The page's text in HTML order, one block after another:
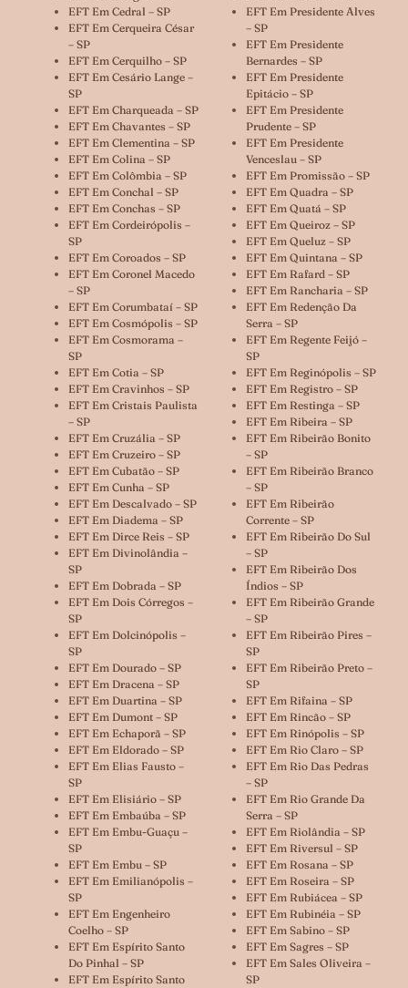
EFT Em Cedral – SP
EFT Em Cerqueira César
– SP
EFT Em Cerquilho – SP
EFT Em Cesário Lange –
SP
EFT Em Charqueada – SP
EFT Em Chavantes – SP
EFT Em Clementina – SP
EFT Em Colina – SP
EFT Em Colômbia – SP
EFT Em Conchal – SP
EFT Em Conchas – SP
EFT Em Cordeirópolis –
SP
EFT Em Coroados – SP
EFT Em Coronel Macedo
– SP
EFT Em Corumbataí – SP
EFT Em Cosmópolis – SP
EFT Em Cosmorama –
SP
EFT Em Cotia – SP
EFT Em Cravinhos – SP
EFT Em Cristais Paulista
– SP
EFT Em Cruzália – SP
EFT Em Cruzeiro – SP
EFT Em Cubatão – SP
EFT Em Cunha – SP
EFT Em Descalvado – SP
EFT Em Diadema – SP
EFT Em Dirce Reis – SP
EFT Em Divinolândia –
SP
EFT Em Dobrada – SP
EFT Em Dois Córregos –
SP
EFT Em Dolcinópolis –
SP
EFT Em Dourado – SP
EFT Em Dracena – SP
EFT Em Duartina – SP
EFT Em Dumont – SP
EFT Em Echaporã – SP
EFT Em Eldorado – SP
EFT Em Elias Fausto –
SP
EFT Em Elisiário – SP
EFT Em Embaúba – SP
EFT Em Embu-Guaçu –
SP
EFT Em Embu – SP
EFT Em Emilianópolis –
SP
EFT Em Engenheiro
Coelho – SP
EFT Em Espírito Santo
Do Pinhal – SP
EFT Em Espírito Santo
EFT Em Presidente Alves
– SP
EFT Em Presidente
Bernardes – SP
EFT Em Presidente
Epitácio – SP
EFT Em Presidente
Prudente – SP
EFT Em Presidente
Venceslau – SP
EFT Em Promissão – SP
EFT Em Quadra – SP
EFT Em Quatá – SP
EFT Em Queiroz – SP
EFT Em Queluz – SP
EFT Em Quintana – SP
EFT Em Rafard – SP
EFT Em Rancharia – SP
EFT Em Redenção Da
Serra – SP
EFT Em Regente Feijó –
SP
EFT Em Reginópolis – SP
EFT Em Registro – SP
EFT Em Restinga – SP
EFT Em Ribeira – SP
EFT Em Ribeirão Bonito
– SP
EFT Em Ribeirão Branco
– SP
EFT Em Ribeirão
Corrente – SP
EFT Em Ribeirão Do Sul
– SP
EFT Em Ribeirão Dos
Índios – SP
EFT Em Ribeirão Grande
– SP
EFT Em Ribeirão Pires –
SP
EFT Em Ribeirão Preto –
SP
EFT Em Rifaina – SP
EFT Em Rincão – SP
EFT Em Rinópolis – SP
EFT Em Rio Claro – SP
EFT Em Rio Das Pedras
– SP
EFT Em Rio Grande Da
Serra – SP
EFT Em Riolândia – SP
EFT Em Riversul – SP
EFT Em Rosana – SP
EFT Em Roseira – SP
EFT Em Rubiácea – SP
EFT Em Rubinéia – SP
EFT Em Sabino – SP
EFT Em Sagres – SP
EFT Em Sales Oliveira –
SP